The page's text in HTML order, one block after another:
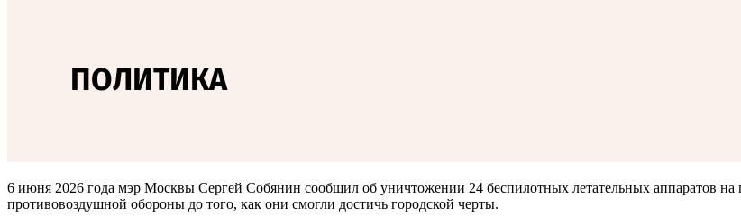
6 июня 2026 года мэр Москвы Сергей Собянин сообщил об уничтожении 24 беспилотных летательных аппаратов
противовоздушной обороны до того, как они смогли достичь городской черты.